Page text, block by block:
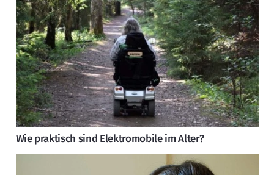
Wie praktisch sind Elektromobile im Alter?